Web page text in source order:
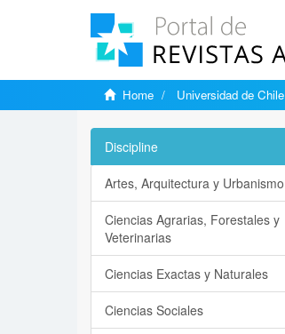
Home Universidad de Chile
Discipline
Artes, Arquitectura y Urbanismo
Ciencias Agrarias, Forestales y
Veterinarias
Ciencias Exactas y Naturales
Ciencias Sociales